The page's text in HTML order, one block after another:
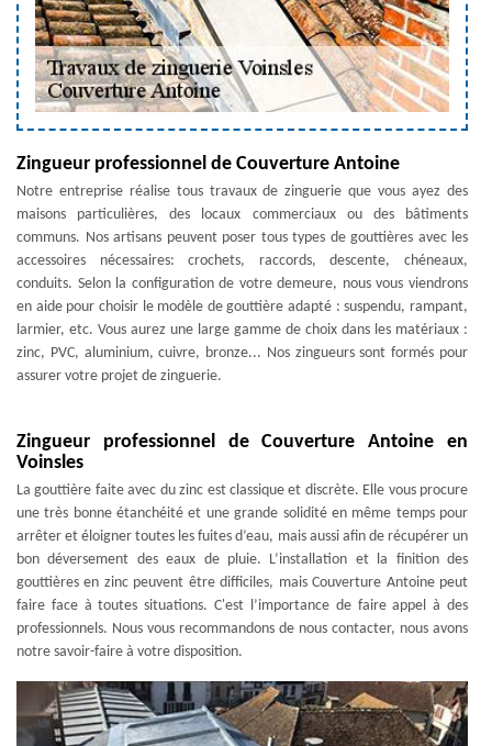
Zingueur professionnel de Couverture Antoine
Notre entreprise réalise tous travaux de zinguerie que vous ayez des
maisons particulières, des locaux commerciaux ou des bâtiments
communs. Nos artisans peuvent poser tous types de gouttières avec les
accessoires nécessaires: crochets, raccords, descente, chéneaux,
conduits. Selon la configuration de votre demeure, nous vous viendrons
en aide pour choisir le modèle de gouttière adapté : suspendu, rampant,
larmier, etc. Vous aurez une large gamme de choix dans les matériaux :
zinc, PVC, aluminium, cuivre, bronze... Nos zingueurs sont formés pour
assurer votre projet de zinguerie.
Zingueur professionnel de Couverture Antoine en
Voinsles
La gouttière faite avec du zinc est classique et discrète. Elle vous procure
une très bonne étanchéité et une grande solidité en même temps pour
arrêter et éloigner toutes les fuites d’eau, mais aussi afin de récupérer un
bon déversement des eaux de pluie. L’installation et la finition des
gouttières en zinc peuvent être difficiles, mais Couverture Antoine peut
faire face à toutes situations. C'est l’importance de faire appel à des
professionnels. Nous vous recommandons de nous contacter, nous avons
notre savoir-faire à votre disposition.